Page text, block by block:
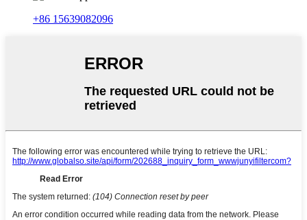
+86 15639082096